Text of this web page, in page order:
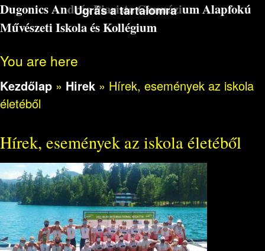
Ugrás a tartalomra
Dugonics András Piarista Gimnázium Alapfokú
Művészeti Iskola és Kollégium
You are here
Kezdőlap » Hirek » Hírek, események az iskola
életéből
Hírek, események az iskola életéből